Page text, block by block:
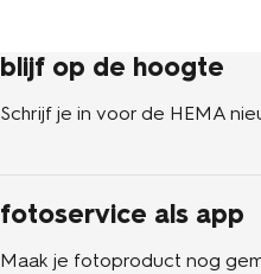
blijf op de hoogte
Schrijf je in voor de HEMA
fotoservice als app
Maak je fotoproduct nog